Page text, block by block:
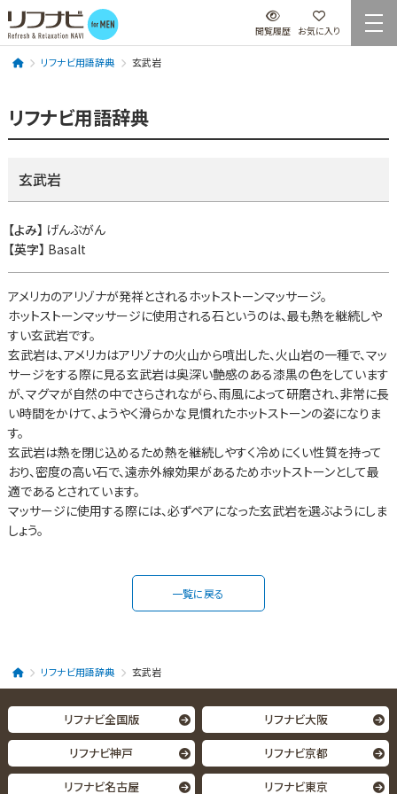
閲覧履歴 お気に入り
リフナビ用語辞典 玄武岩
リフナビ用語辞典
玄武岩
【よみ】 げんぶがん
【英字】 Basalt
アメリカのアリゾナが発祥とされるホットストーンマッサージ。
ホットストーンマッサージに使用される石というのは、最も熱を継続しや
すい玄武岩です。
玄武岩は、アメリカはアリゾナの火山から噴出した、火山岩の一種で、マッ
サージをする際に見る玄武岩は奥深い艶感のある漆黒の色をしています
が、マグマが自然の中でさらされながら、雨風によって研磨され、非常に長
い時間をかけて、ようやく滑らかな見慣れたホットストーンの姿になりま
す。
玄武岩は熱を閉じ込めるため熱を継続しやすく冷めにくい性質を持って
おり、密度の高い石で、遠赤外線効果があるためホットストーンとして最
適であるとされています。
マッサージに使用する際には、必ずペアになった玄武岩を選ぶようにしま
しょう。
一覧に戻る
リフナビ用語辞典 玄武岩
リフナビ全国版
リフナビ大阪
リフナビ神戸
リフナビ京都
リフナビ名古屋
リフナビ東京